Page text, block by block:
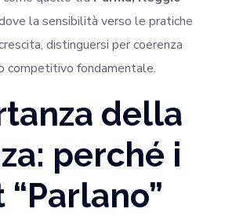
la sensibilità verso le pratiche
distinguersi per coerenza
competitivo fondamentale.
della
perché i